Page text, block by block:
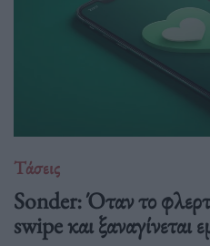
Τάσεις
Sonder: Όταν το φλερτ
swipe και ξαναγίνεται